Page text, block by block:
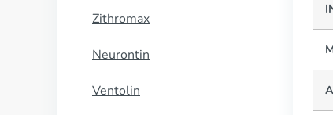
Zithromax
Neurontin
Ventolin